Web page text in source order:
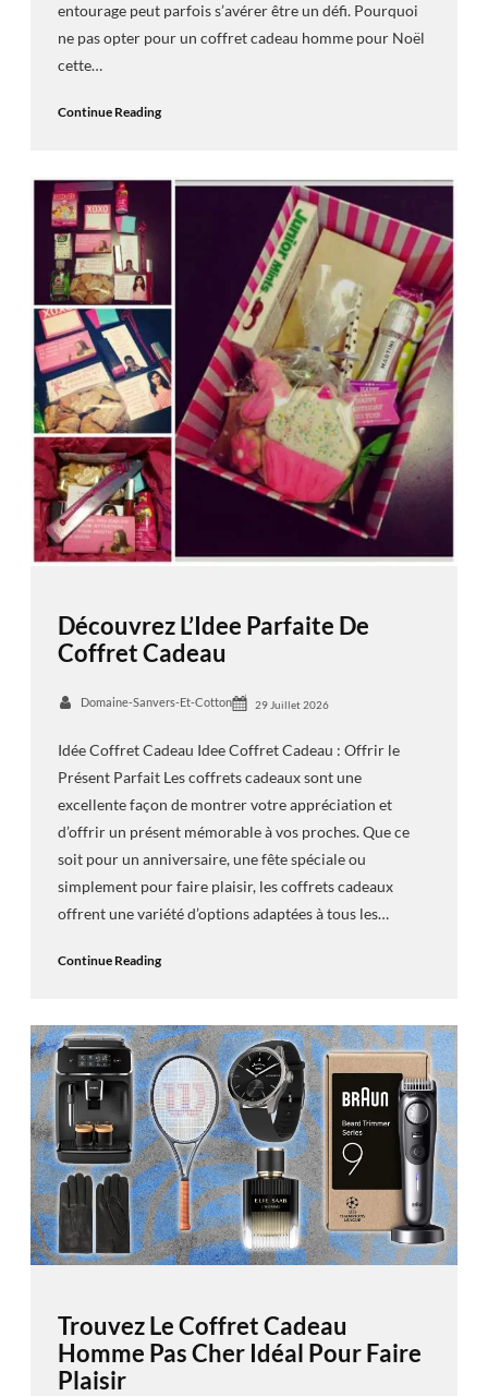
entourage peut parfois s’avérer être un défi. Pourquoi
ne pas opter pour un coffret cadeau homme pour Noël
cette…
Continue Reading
Découvrez L’Idee Parfaite De
Coffret Cadeau
Domaine-Sanvers-Et-Cotton 29 Juillet 2026
Idée Coffret Cadeau Idee Coffret Cadeau : Offrir le
Présent Parfait Les coffrets cadeaux sont une
excellente façon de montrer votre appréciation et
d’offrir un présent mémorable à vos proches. Que ce
soit pour un anniversaire, une fête spéciale ou
simplement pour faire plaisir, les coffrets cadeaux
offrent une variété d’options adaptées à tous les…
Continue Reading
Trouvez Le Coffret Cadeau
Homme Pas Cher Idéal Pour Faire
Plaisir